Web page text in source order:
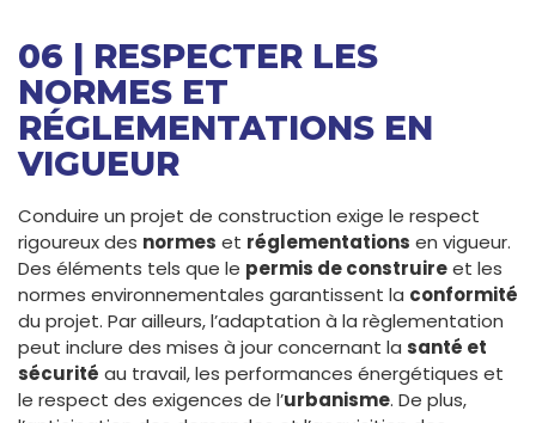
06 | RESPECTER LES
NORMES ET
RÉGLEMENTATIONS EN
VIGUEUR
Conduire un projet de construction exige le respect
rigoureux des normes et réglementations en vigueur.
Des éléments tels que le permis de construireet les
normes environnementales garantissent la conformité
du projet. Par ailleurs, l’adaptation à la règlementation
peut inclure des mises à jour concernant la santé et
sécurité au travail, les performances énergétiques et
le respect des exigences de l’urbanisme. De plus,